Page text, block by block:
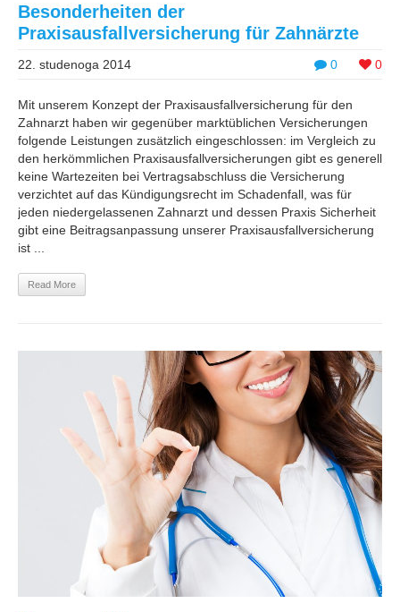
Besonderheiten der
Praxisausfallversicherung für Zahnärzte
0 0
22. studenoga 2014
Mit unserem Konzept der Praxisausfallversicherung für den
Zahnarzt haben wir gegenüber marktüblichen Versicherungen
folgende Leistungen zusätzlich eingeschlossen: im Vergleich zu
den herkömmlichen Praxisausfallversicherungen gibt es generell
keine Wartezeiten bei Vertragsabschluss die Versicherung
verzichtet auf das Kündigungsrecht im Schadenfall, was für
jeden niedergelassenen Zahnarzt und dessen Praxis Sicherheit
gibt eine Beitragsanpassung unserer Praxisausfallversicherung
ist ...
Read More